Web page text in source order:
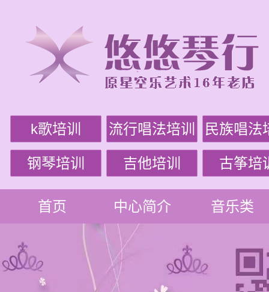
k歌培训 流行唱法培训 民族唱法
钢琴培训 吉他培训 古筝培
首页 中心简介 音乐类